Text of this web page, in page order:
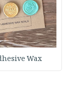
Wax